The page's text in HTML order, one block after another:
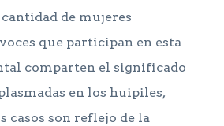
de mujeres
que participan en esta
comparten el significado
en los huipiles,
casos son reflejo de la